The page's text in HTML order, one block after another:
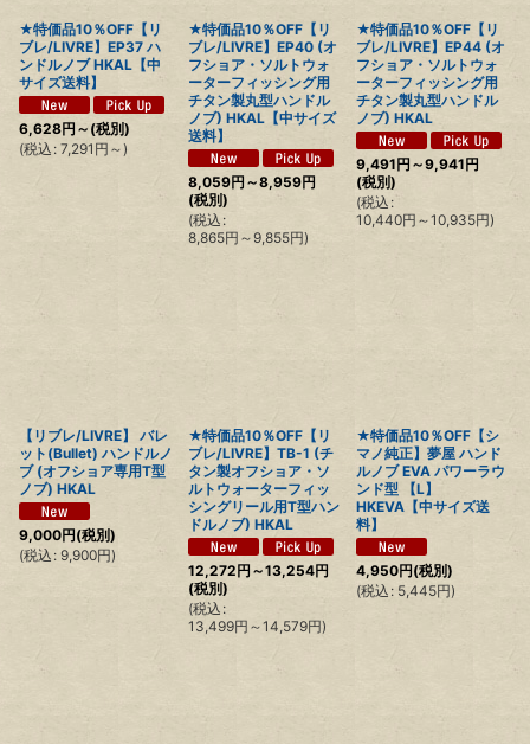
★特価品10％OFF【リ
ブレ/LIVRE】EP37 ハ
ンドルノブ HKAL【中
サイズ送料】
6,628円 ～ (税別)
(税込 : 7,291 円 ～)
★特価品10％OFF【リ
ブレ/LIVRE】EP40 (オ
フショア・ソルトウォ
ーターフィッシング用
チタン製丸型ハンドル
ノブ) HKAL【中サイズ
送料】
8,059円 ～8,959円
(税別)
(税込 :
8,865円 ～9,855円)
★特価品10％OFF【リ
ブレ/LIVRE】EP44 (オ
フショア・ソルトウォ
ーターフィッシング用
チタン製丸型ハンドル
ノブ) HKAL
9,491円 ～9,941円
(税別)
(税込 :
10,440円 ～10,935円)
【リブレ/LIVRE】 バレ
ット(Bullet) ハンドルノ
ブ (オフショア専用T型
ノブ) HKAL
9,000円(税別)
(税込 : 9,900円)
★特価品10％OFF【リ
ブレ/LIVRE】TB-1 (チ
タン製オフショア・ソ
ルトウォーターフィッ
シングリール用T型ハン
ドルノブ) HKAL
12,272円 ～13,254円
(税別)
(税込 :
13,499円 ～14,579円)
★特価品10％OFF【シ
マノ純正】夢屋 ハンド
ルノブ EVA パワーラウ
ンド型 【L】
HKEVA【中サイズ送
料】
4,950円(税別)
(税込 : 5,445円)